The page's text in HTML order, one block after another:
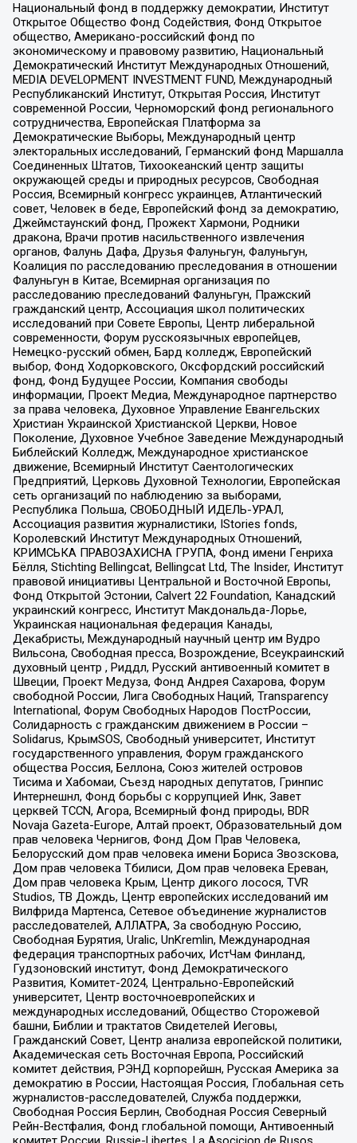
Национальный фонд в поддержку демократии, Институт
Открытое Общество Фонд Содействия, Фонд Открытое
общество, Американо-российский фонд по
экономическому и правовому развитию, Национальный
Демократический Институт Международных Отношений,
MEDIA DEVELOPMENT INVESTMENT FUND, Международный
Республиканский Институт, Открытая Россия, Институт
современной России, Черноморский фонд регионального
сотрудничества, Европейская Платформа за
Демократические Выборы, Международный центр
электоральных исследований, Германский фонд Маршалла
Соединенных Штатов, Тихоокеанский центр защиты
окружающей среды и природных ресурсов, Свободная
Россия, Всемирный конгресс украинцев, Атлантический
совет, Человек в беде, Европейский фонд за демократию,
Джеймстаунский фонд, Прожект Хармони, Родники
дракона, Врачи против насильственного извлечения
органов, Фалунь Дафа, Друзья Фалуньгун, Фалуньгун,
Коалиция по расследованию преследования в отношении
Фалуньгун в Китае, Всемирная организация по
расследованию преследований Фалуньгун, Пражский
гражданский центр, Ассоциация школ политических
исследований при Совете Европы, Центр либеральной
современности, Форум русскоязычных европейцев,
Немецко-русский обмен, Бард колледж, Европейский
выбор, Фонд Ходорковского, Оксфордский российский
фонд, Фонд Будущее России, Компания свободы
информации, Проект Медиа, Международное партнерство
за права человека, Духовное Управление Евангельских
Христиан Украинской Христианской Церкви, Новое
Поколение, Духовное Учебное Заведение Международный
Библейский Колледж, Международное христианское
движение, Всемирный Институт Саентологических
Предприятий, Церковь Духовной Технологии, Европейская
сеть организаций по наблюдению за выборами,
Республика Польша, СВОБОДНЫЙ ИДЕЛЬ-УРАЛ,
Ассоциация развития журналистики, IStories fonds,
Королевский Институт Международных Отношений,
КРИМСЬКА ПРАВОЗАХИСНА ГРУПА, Фонд имени Генриха
Бёлля, Stichting Bellingcat, Bellingcat Ltd, The Insider, Институт
правовой инициативы Центральной и Восточной Европы,
Фонд Открытой Эстонии, Calvert 22 Foundation, Канадский
украинский конгресс, Институт Макдональда-Лорье,
Украинская национальная федерация Канады,
Декабристы, Международный научный центр им Вудро
Вильсона, Свободная пресса, Возрождение, Всеукраинский
духовный центр , Риддл, Русский антивоенный комитет в
Швеции, Проект Медуза, Фонд Андрея Сахарова, Форум
свободной России, Лига Свободных Наций, Transparеncy
International, Форум Свободных Народов ПостРоссии,
Солидарность с гражданским движением в России –
Solidarus, КрымSOS, Свободный университет, Институт
государственного управления, Форум гражданского
общества Россия, Беллона, Союз жителей островов
Тисима и Хабомаи, Съезд народных депутатов, Гринпис
Интернешнл, Фонд борьбы с коррупцией Инк, Завет
церквей TCCN, Агора, Всемирный фонд природы, BDR
Novaja Gazeta-Europe, Алтай проект, Образовательный дом
прав человека Чернигов, Фонд Дом Прав Человека,
Белорусский дом прав человека имени Бориса Звозскова,
Дом прав человека Тбилиси, Дом прав человека Ереван,
Дом прав человека Крым, Центр дикого лосося, TVR
Studios, ТВ Дождь, Центр европейских исследований им
Вилфрида Мартенса, Сетевое объединение журналистов
расследователей, АЛЛАТРА, За свободную Россию,
Свободная Бурятия, Uralic, UnKremlin, Международная
федерация транспортных рабочих, ИстЧам Финланд,
Гудзоновский институт, Фонд Демократического
Развития, Комитет-2024, Центрально-Европейский
университет, Центр восточноевропейских и
международных исследований, Общество Сторожевой
башни, Библии и трактатов Свидетелей Иеговы,
Гражданский Совет, Центр анализа европейской политики,
Академическая сеть Восточная Европа, Российский
комитет действия, РЭНД корпорейшн, Русская Америка за
демократию в России, Настоящая Россия, Глобальная сеть
журналистов-расследователей, Служба поддержки,
Свободная Россия Берлин, Свободная Россия Северный
Рейн-Вестфалия, Фонд глобальной помощи, Антивоенный